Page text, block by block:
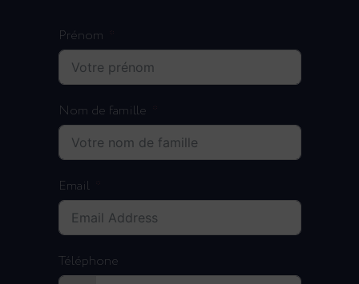
Prénom
Nom de famille
Email
Téléphone